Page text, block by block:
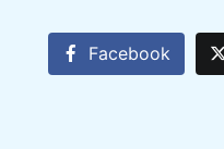
Facebook